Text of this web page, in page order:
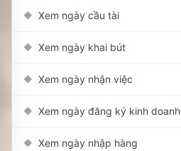
◆ Xem ngày cầu tài
◆ Xem ngày khai bút
◆ Xem ngày nhận việc
◆ Xem ngày đăng ký kinh doanh
◆ Xem ngày nhập hàng